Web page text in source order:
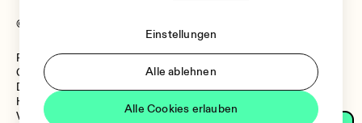
© 2026 Ecler
Rechtlicher Hinweis
Cookie-Richtlinie
Datenschutzrichtlinie
Hinweisgebersystem
Vulnerability Policy
Sprache
Einstellungen
Alle ablehnen
Alle Cookies erlauben